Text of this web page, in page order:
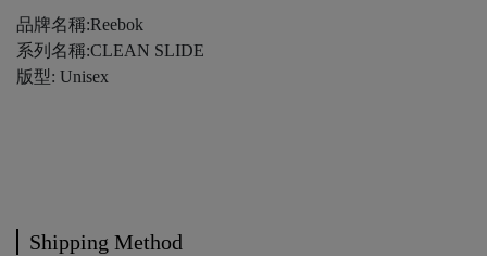
品牌名稱:Reebok
系列名稱:CLEAN SLIDE
版型: Unisex
Shipping Method